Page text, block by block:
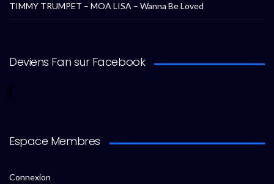
TIMMY TRUMPET – MOA LISA – Wanna Be Loved
Deviens Fan sur Facebook
Espace Membres
Connexion